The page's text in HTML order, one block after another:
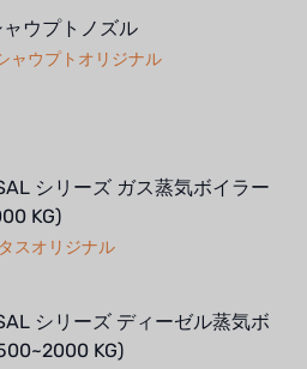
ウプトノズル
ャウプトオリジナル
シリーズ ガス蒸気ボイラー
KG)
スオリジナル
シリーズ ディーゼル蒸気ボ
KG)